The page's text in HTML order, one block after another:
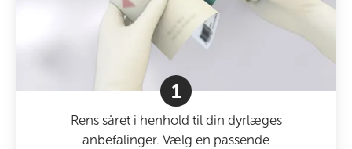
1
Rens såret i henhold til din dyrlæges
anbefalinger. Vælg en passende